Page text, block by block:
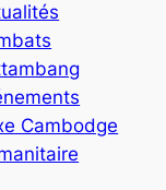
Cambodge